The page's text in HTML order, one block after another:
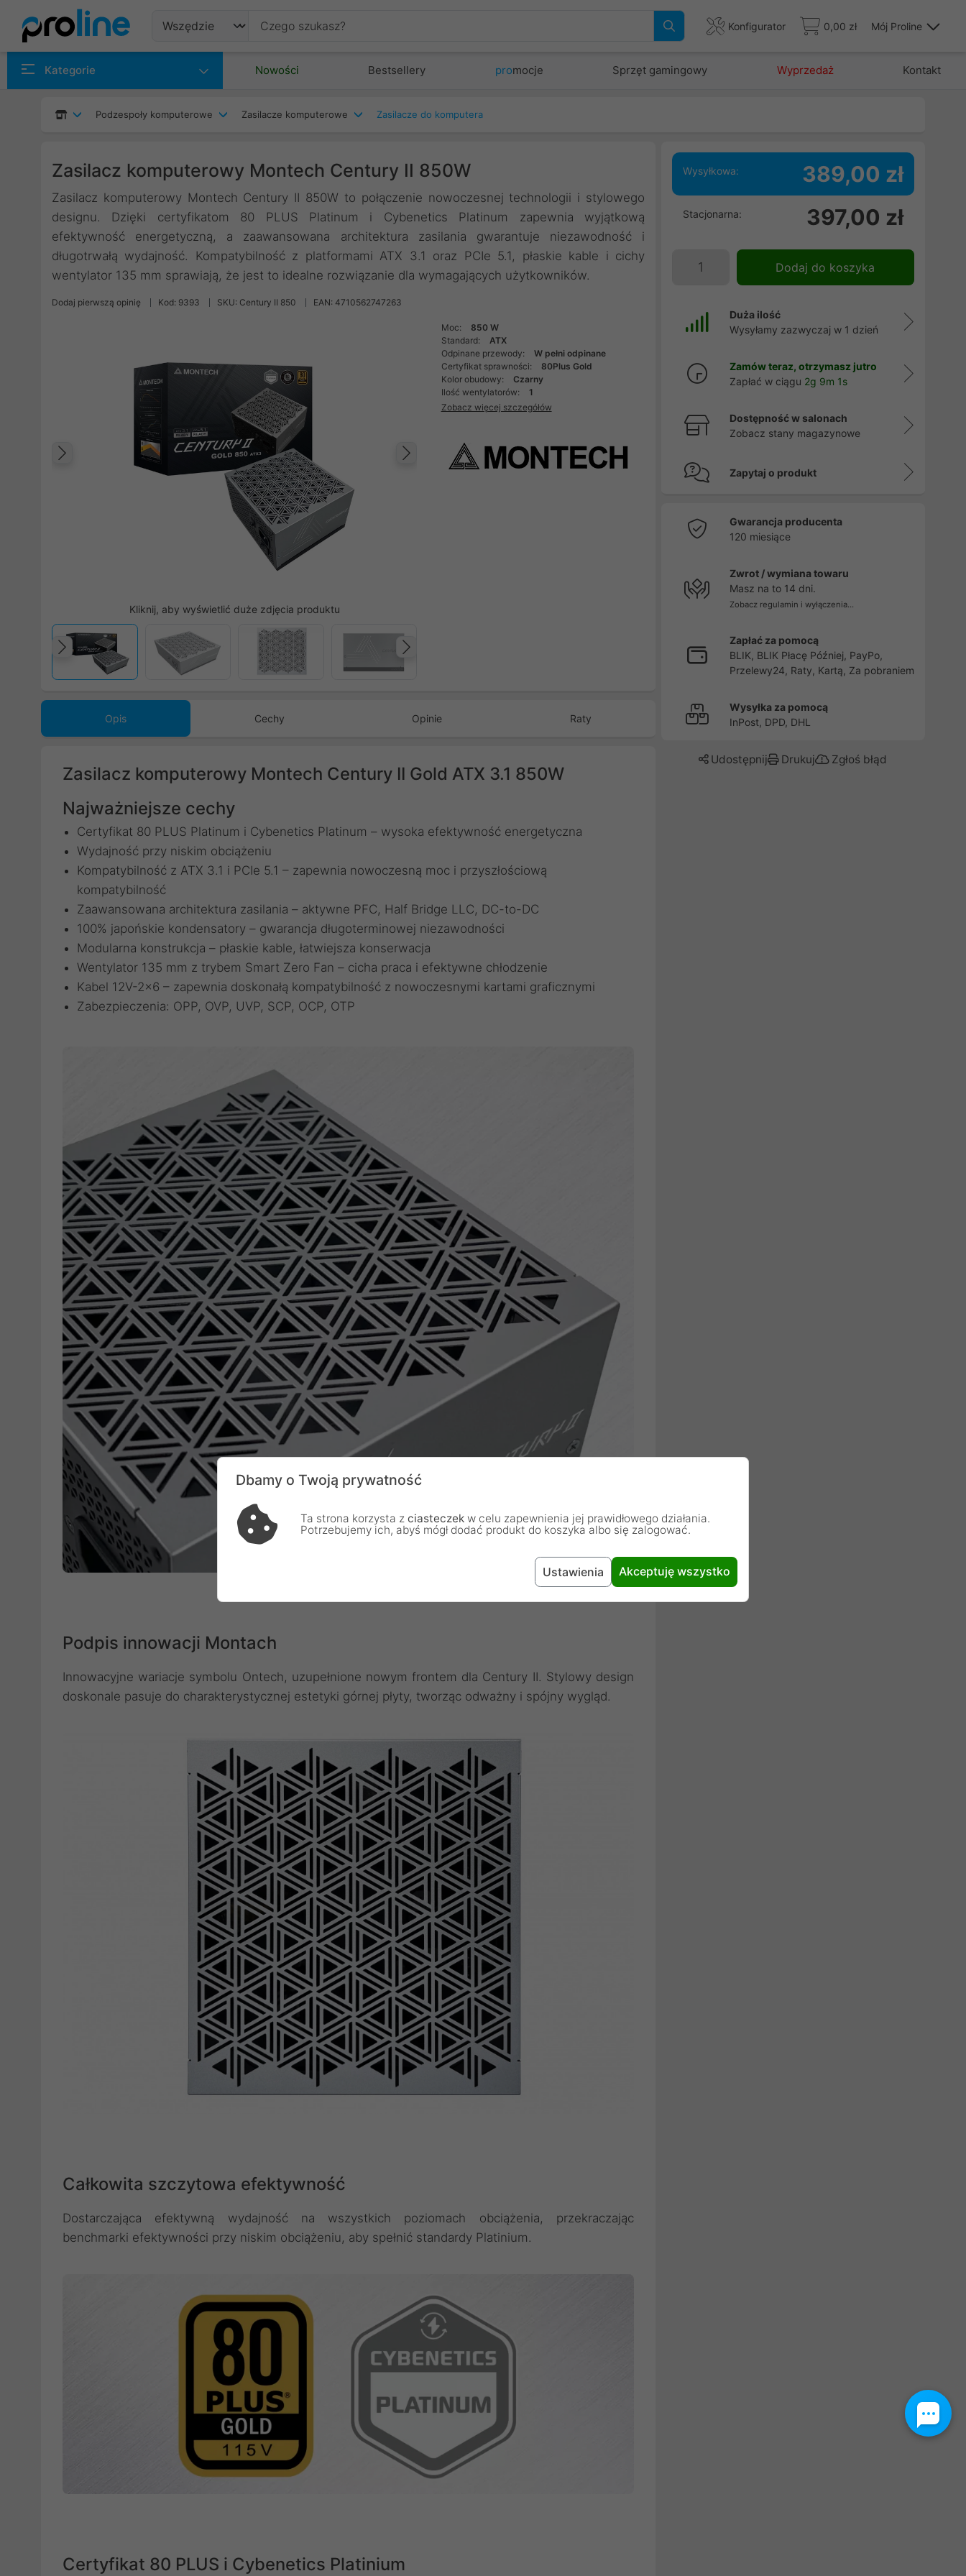
Konfigurator 0,00 zł Mój Proline
Kategorie Nowości Bestsellery promocje Sprzęt gamingowy Wyprzedaż Kontakt
Podzespoły komputerowe Zasilacze komputerowe Zasilacze do komputera
Zasilacz komputerowy Montech Century II 850W
Zasilacz komputerowy Montech Century II 850W to połączenie nowoczesnej technologii i stylowego
designu. Dzięki certyfikatom 80 PLUS Platinum i Cybenetics Platinum zapewnia wyjątkową
efektywność energetyczną, a zaawansowana architektura zasilania gwarantuje niezawodność i
długotrwałą wydajność. Kompatybilność z platformami ATX 3.1 oraz PCIe 5.1, płaskie kable i cichy
wentylator 135 mm sprawiają, że jest to idealne rozwiązanie dla wymagających użytkowników.
Dodaj pierwszą opinię Kod: 9393 SKU: Century II 850 EAN: 4710562747263
Następny
Poprzedni
Kliknij, aby wyświetlić duże zdjęcia produktu
Poprzedni
Moc:
850 W
Standard:
ATX
Odpinane przewody:
W pełni odpinane
Certyfikat sprawności:
80Plus Gold
Kolor obudowy:
Czarny
Ilość wentylatorów:
1
Zobacz więcej szczegółów
Opis Cechy Opinie Raty
Zasilacz komputerowy Montech Century II Gold ATX 3.1 850W
Najważniejsze cechy
Certyfikat 80 PLUS Platinum i Cybenetics Platinum – wysoka efektywność energetyczna
Wydajność przy niskim obciążeniu
Kompatybilność z ATX 3.1 i PCIe 5.1 – zapewnia nowoczesną moc i przyszłościową
kompatybilność
Zaawansowana architektura zasilania – aktywne PFC, Half Bridge LLC, DC-to-DC
100% japońskie kondensatory – gwarancja długoterminowej niezawodności
Modularna konstrukcja – płaskie kable, łatwiejsza konserwacja
Wentylator 135 mm z trybem Smart Zero Fan – cicha praca i efektywne chłodzenie
Kabel 12V-2x6 – zapewnia doskonałą kompatybilność z nowoczesnymi kartami graficznymi
Zabezpieczenia: OPP, OVP, UVP, SCP, OCP, OTP
Podpis innowacji Montach
Innowacyjne wariacje symbolu Ontech, uzupełnione nowym frontem dla Century II. Stylowy design
doskonale pasuje do charakterystycznej estetyki górnej płyty, tworząc odważny i spójny wygląd.
Całkowita szczytowa efektywność
Dostarczająca efektywną wydajność na wszystkich poziomach obciążenia, przekraczając
benchmarki efektywności przy niskim obciążeniu, aby spełnić standardy Platinium.
Certyfikat 80 PLUS i Cybenetics Platinium
Wysyłkowa: 389,00 zł
Stacjonarna: 397,00 zł
Dodaj do koszyka
Duża ilość
Wysyłamy zazwyczaj w 1 dzień
Zamów teraz, otrzymasz jutro
Zapłać w ciągu 2g 9m 0s
Dostępność w salonach
Zobacz stany magazynowe
Zapytaj o produkt
Gwarancja producenta
120 miesiące
Zwrot / wymiana towaru
Masz na to 14 dni.
Zobacz regulamin i wyłączenia...
Zapłać za pomocą
BLIK, BLIK Płacę Później, PayPo,
Przelewy24, Raty, Kartą, Za pobraniem
Wysyłka za pomocą
InPost, DPD, DHL
Udostępnij Drukuj Zgłoś błąd
Dbamy o Twoją prywatność
Ta strona korzysta z ciasteczek w celu zapewnienia jej prawidłowego działania.
Potrzebujemy ich, abyś mógł dodać produkt do koszyka albo się zalogować.
Ustawienia Akceptuję wszystko